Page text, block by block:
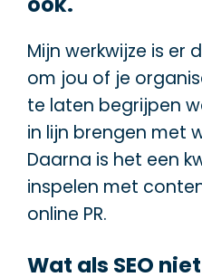
Mijn werkwijze is er
om jou of je
te laten begrijpen
in lijn brengen met
Daarna is het een
inspelen met
online PR.
Wat als SEO